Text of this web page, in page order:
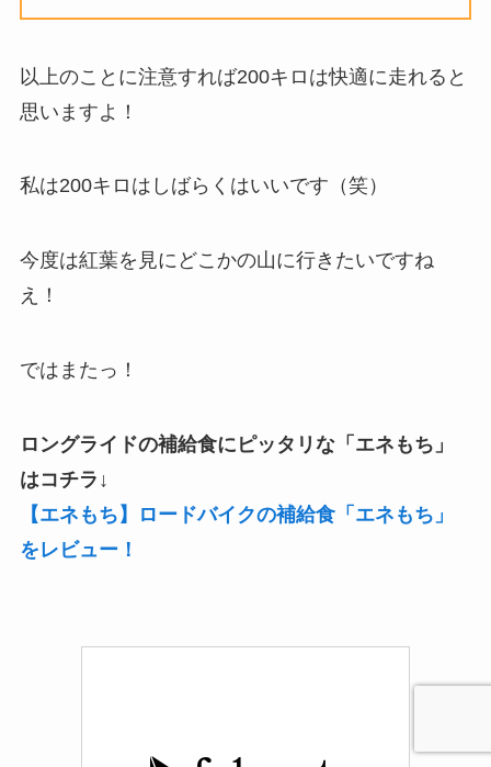
以上のことに注意すれば200キロは快適に走れると
思いますよ！
私は200キロはしばらくはいいです（笑）
今度は紅葉を見にどこかの山に行きたいですね
え！
ではまたっ！
ロングライドの補給食にピッタリな「エネもち」
はコチラ↓
【エネもち】ロードバイクの補給食「エネもち」
をレビュー！